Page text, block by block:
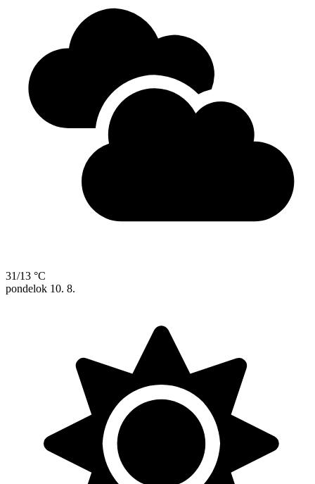
31/13 °C
pondelok 10. 8.